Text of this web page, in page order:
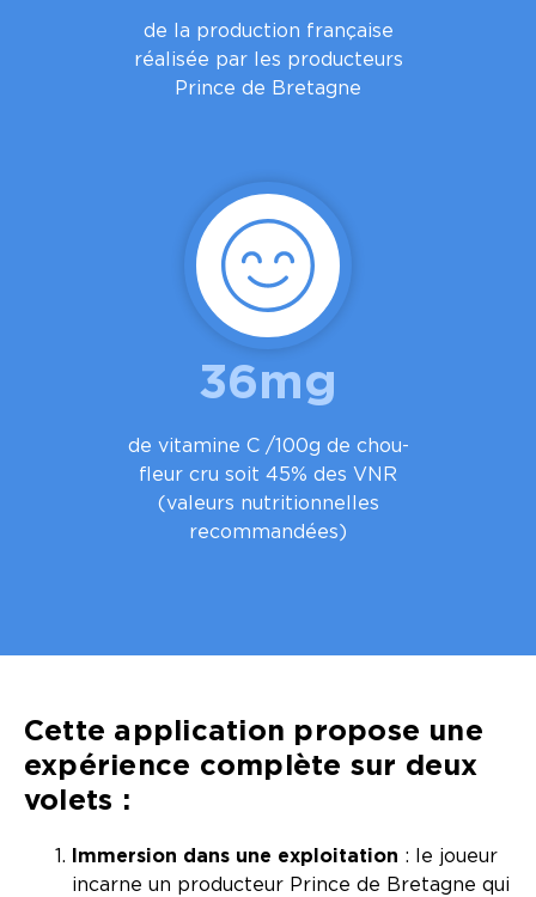
de la production française
réalisée par les producteurs
Prince de Bretagne
36mg
de vitamine C /100g de chou-
fleur cru soit 45% des VNR
(valeurs nutritionnelles
recommandées)
Cette application propose une
expérience complète sur deux
volets :
Immersion dans une exploitation : le joueur
incarne un producteur Prince de Bretagne qui